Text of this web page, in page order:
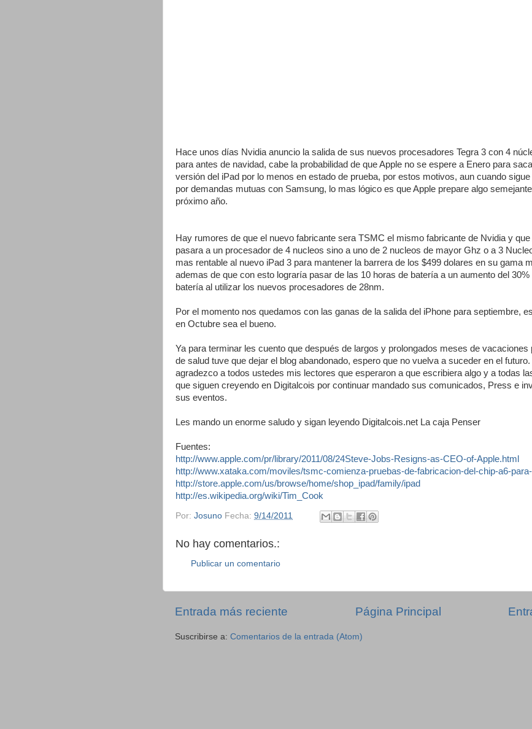
Hace unos días Nvidia anuncio la salida de sus nuevos procesadores Tegra 3 con 4
para antes de navidad, cabe la probabilidad de que Apple no se espere a Enero para
versión del iPad por lo menos en estado de prueba, por estos motivos, aun cuando
por demandas mutuas con Samsung, lo mas lógico es que Apple prepare algo semejante
próximo año.
Hay rumores de que el nuevo fabricante sera TSMC el mismo fabricante de Nvidia y que
pasara a un procesador de 4 nucleos sino a uno de 2 nucleos de mayor Ghz o a 3
mas rentable al nuevo iPad 3 para mantener la barrera de los $499 dolares en su gama
ademas de que con esto lograría pasar de las 10 horas de batería a un aumento del
batería al utilizar los nuevos procesadores de 28nm.
Por el momento nos quedamos con las ganas de la salida del iPhone para septiembre,
en Octubre sea el bueno.
Ya para terminar les cuento que después de largos y prolongados meses de vacaciones
de salud tuve que dejar el blog abandonado, espero que no vuelva a suceder en el futuro.
agradezco a todos ustedes mis lectores que esperaron a que escribiera algo y a todas
que siguen creyendo en Digitalcois por continuar mandado sus comunicados, Press e
sus eventos.
Les mando un enorme saludo y sigan leyendo Digitalcois.net La caja Penser
Fuentes:
http://www.apple.com/pr/library/2011/08/24Steve-Jobs-Resigns-as-CEO-of-Apple.html
http://www.xataka.com/moviles/tsmc-comienza-pruebas-de-fabricacion-del-chip-a6-
http://store.apple.com/us/browse/home/shop_ipad/family/ipad
http://es.wikipedia.org/wiki/Tim_Cook
Por: Josuno Fecha: 9/14/2011
No hay comentarios.:
Publicar un comentario
Entrada más reciente Página Principal
Suscribirse a: Comentarios de la entrada (Atom)